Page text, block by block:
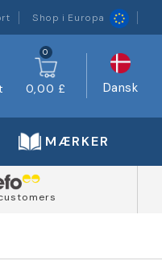
Shop i Europa
0
0,00 £ Dansk
MÆRKER